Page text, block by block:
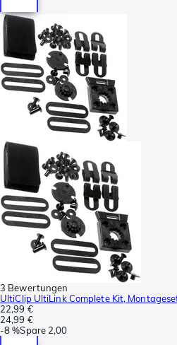
3 Bewertungen
UltiClip UltiLink Complete Kit,
22,99 €
24,99 €
-8 %Spare 2,00